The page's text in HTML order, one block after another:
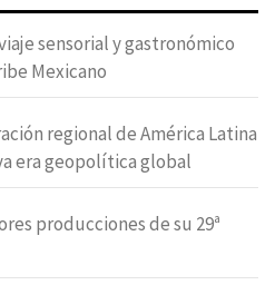
sensorial y gastronómico
Mexicano
regional de América Latina
era geopolítica global
producciones de su 29ª